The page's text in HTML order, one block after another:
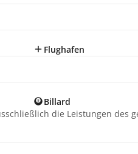
Flughafen
Billard
die Leistungen des